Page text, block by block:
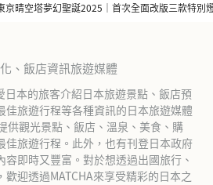
京晴空塔夢幻聖誕2025｜首次全面改版三款特別
、飯店資訊旅遊媒體
日本的旅客介紹日本旅遊景點、飯店預
佳旅遊行程等各種資訊的日本旅遊媒體
供觀光景點、飯店、溫泉、美食、購
佳旅遊行程。此外，也有刊登日本政府
即時又豐富。對於想透過出國旅行、
迎透過MATCHA來享受精彩的日本之